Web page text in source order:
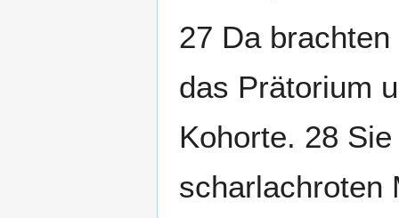
27 Da
das Prätorium
Kohorte. 28
scharlachroten